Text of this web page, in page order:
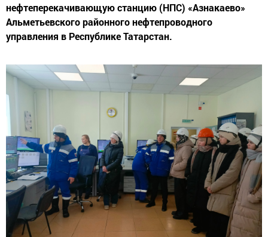
нефтеперекачивающую станцию (НПС) «Азнакаево»
Альметьевского районного нефтепроводного
управления в Республике Татарстан.